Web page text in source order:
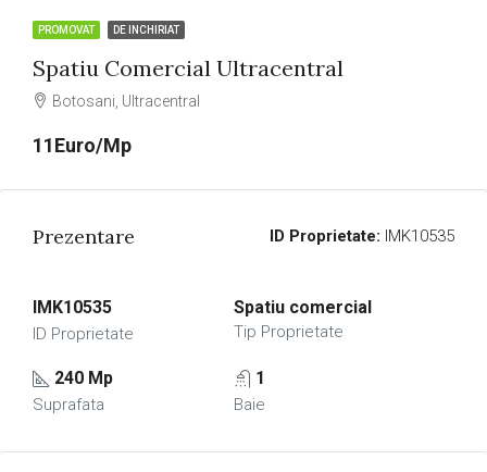
PROMOVAT DE INCHIRIAT
Spatiu Comercial Ultracentral
Botosani, Ultracentral
11Euro/Mp
Prezentare ID Proprietate: IMK10535
IMK10535
ID Proprietate
Spatiu comercial
Tip Proprietate
240 Mp
Suprafata
1
Baie